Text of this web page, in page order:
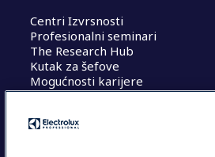
Centri Izvrsnosti
Profesionalni seminari
The Research Hub
Kutak za šefove
Mogućnosti karijere